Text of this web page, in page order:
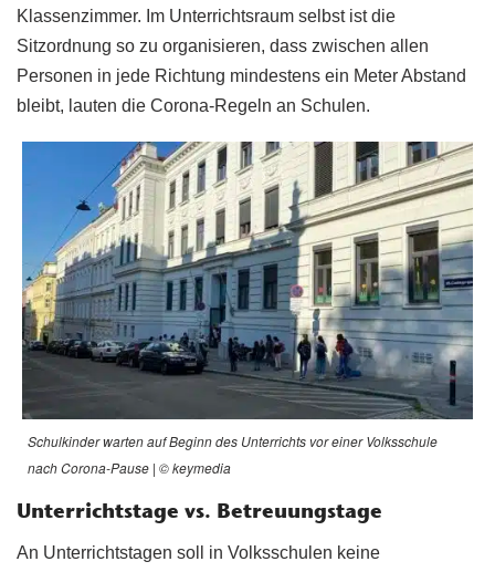
Klassenzimmer. Im Unterrichtsraum selbst ist die
Sitzordnung so zu organisieren, dass zwischen allen
Personen in jede Richtung mindestens ein Meter Abstand
bleibt, lauten die Corona-Regeln an Schulen.
Schulkinder warten auf Beginn des Unterrichts vor einer Volksschule
nach Corona-Pause | © keymedia
Unterrichtstage vs. Betreuungstage
An Unterrichtstagen soll in Volksschulen keine